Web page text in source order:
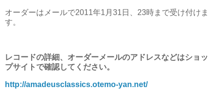
オーダーはメールで2011年1月31日、23時まで受け付けま
す。
レコードの詳細、オーダーメールのアドレスなどはショッ
プサイトで確認してください。
http://amadeusclassics.otemo-yan.net/